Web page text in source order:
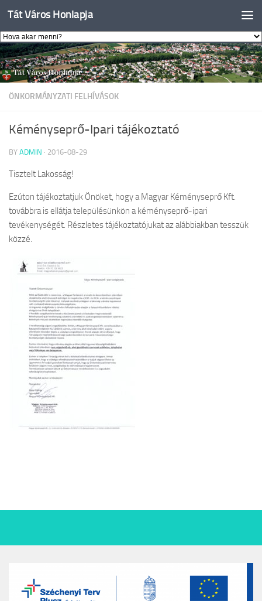
Skip to content
Tát Város Honlapja
ÖNKORMÁNYZATI FELHÍVÁSOK
Kéményseprő-Ipari tájékoztató
BY ADMIN · 2016-08-29
Tisztelt Lakosság!
Ezúton tájékoztatjuk Önöket, hogy a Magyar Kéményseprő Kft.
továbbra is ellátja településünkön a kéményseprő-ipari
tevékenységét. Részletes tájékoztatójukat az alábbiakban tesszük
közzé.